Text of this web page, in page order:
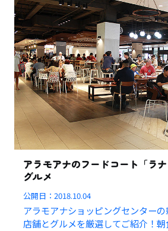
アラモアナのフードコート「ラ
グルメ
公開日：2018.10.04
アラモアナショッピングセンター
店舗とグルメを厳選してご紹介！